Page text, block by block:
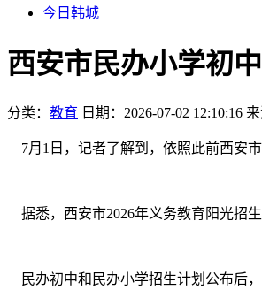
今日韩城
西安市民办小学初
分类： 教育 日期：2026-07-02 12:10:16 来
7月1日，记者了解到，依照此前西安
据悉，西安市2026年义务教育阳光招
民办初中和民办小学招生计划公布后，